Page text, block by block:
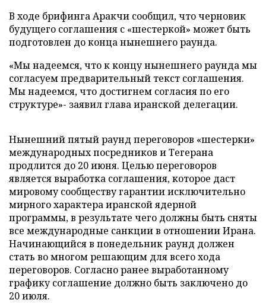
В ходе брифинга Аракчи сообщил, что черновик
будущего соглашения с «шестеркой» может быть
подготовлен до конца нынешнего раунда.
«Мы надеемся, что к концу нынешнего раунда мы
согласуем предварительный текст соглашения.
Мы надеемся, что достигнем согласия по его
структуре»- заявил глава иранской делегации.
Нынешний пятый раунд переговоров «шестерки»
международных посредников и Тегерана
продлится до 20 июня. Целью переговоров
является выработка соглашения, которое даст
мировому сообществу гарантии исключительно
мирного характера иранской ядерной
программы, в результате чего должны быть сняты
все международные санкции в отношении Ирана.
Начинающийся в понедельник раунд должен
стать во многом решающим для всего хода
переговоров. Согласно ранее выработанному
графику соглашение должно быть заключено до
20 июля.